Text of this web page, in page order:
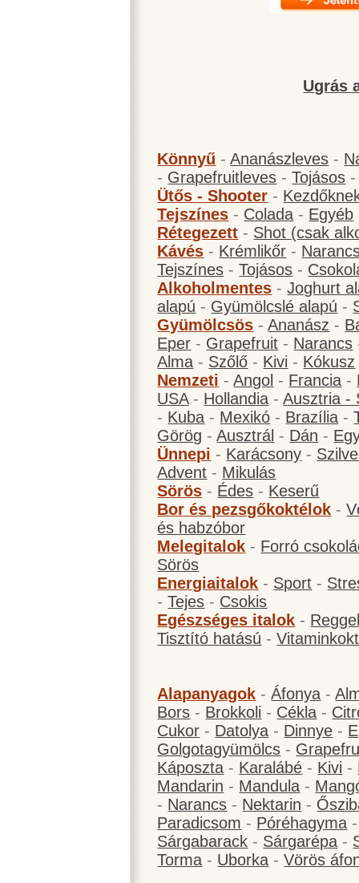
Ugrás
Könnyű -Ananászleves -
- Grapefruitleves -Tojásos
Ütős - Shooter -
Tejszínes - Colada - Egyéb
Rétegezett - Shot (csak
Kávés - Krémlikőr -
Tejszínes -Tojásos -
Alkoholmentes -Joghurt
alapú - Gyümölcslé alapú -
Gyümölcsös -Ananász -
Eper - Grapefruit - Narancs
Alma - Szőlő - Kivi - Kókusz
Nemzeti -Angol - Francia -
USA- Hollandia -Ausztria -
- Kuba - Mexikó - Brazília -
Görög -Ausztrál - Dán -
Ünnepi - Karácsony -
Advent - Mikulás
Sörös - Édes - Keserű
Bor és pezsgőkoktélok -
és habzóbor
Melegitalok - Forró
Sörös
Energiaitalok - Sport -
-Tejes - Csokis
Egészséges italok -
Tisztító hatású -
Alapanyagok -Áfonya -
Bors - Brokkoli - Cékla -
Cukor - Datolya - Dinnye -
Golgotagyümölcs -
Káposzta - Karalábé - Kivi -
Mandarin - Mandula -
- Narancs - Nektarin -
Paradicsom - Póréhagyma
Sárgabarack - Sárgarépa -
Torma - Uborka -Vörös